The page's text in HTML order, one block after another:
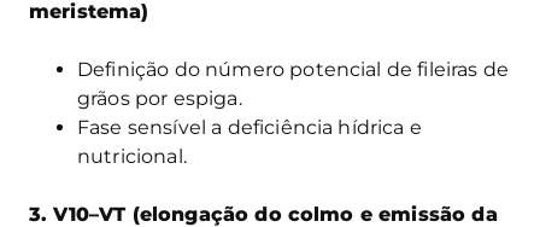
meristema)
Definição do número potencial de fileiras de
grãos por espiga.
Fase sensível a deficiência hídrica e
nutricional.
3. V10–VT (elongação do colmo e emissão da